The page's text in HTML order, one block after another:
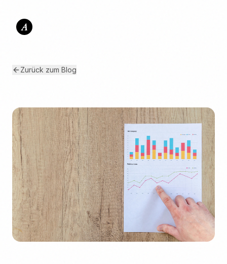
A
Zurück zum Blog